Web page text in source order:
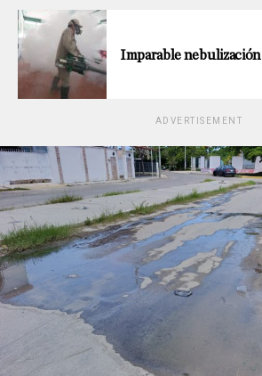
Imparable nebulización
ADVERTISEMENT